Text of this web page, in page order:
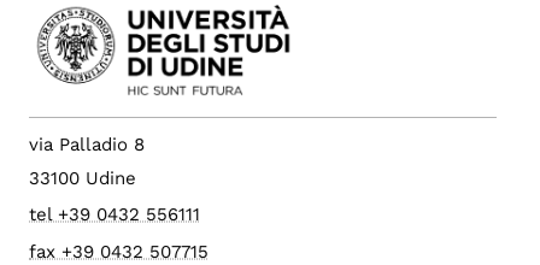
via Palladio 8
33100 Udine
tel +39 0432 556111
fax +39 0432 507715